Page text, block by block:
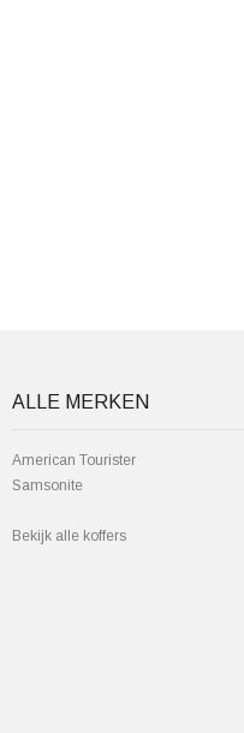
ALLE MERKEN
American Tourister
Samsonite
Bekijk alle koffers